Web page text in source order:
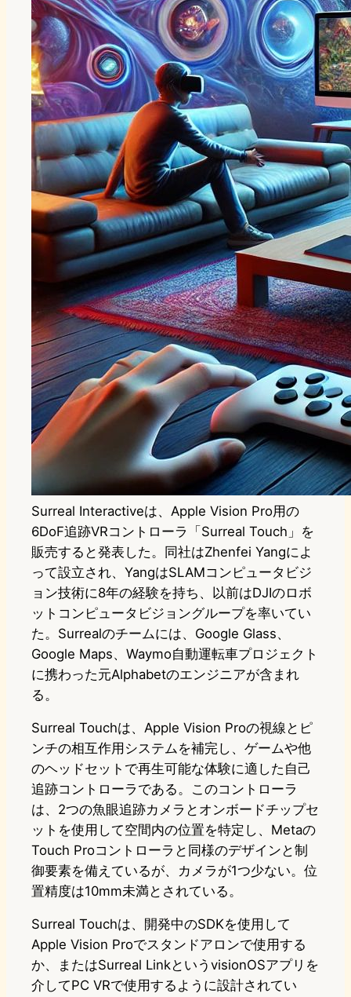
Surreal Interactiveは、Apple Vision Pro用の
6DoF追跡VRコントローラ「Surreal Touch」を
販売すると発表した。同社はZhenfei Yangによ
って設立され、YangはSLAMコンピュータビジ
ョン技術に8年の経験を持ち、以前はDJIのロボ
ットコンピュータビジョングループを率いてい
た。Surrealのチームには、Google Glass、
Google Maps、Waymo自動運転車プロジェクト
に携わった元Alphabetのエンジニアが含まれ
る。
Surreal Touchは、Apple Vision Proの視線とピ
ンチの相互作用システムを補完し、ゲームや他
のヘッドセットで再生可能な体験に適した自己
追跡コントローラである。このコントローラ
は、2つの魚眼追跡カメラとオンボードチップセ
ットを使用して空間内の位置を特定し、Metaの
Touch Proコントローラと同様のデザインと制
御要素を備えているが、カメラが1つ少ない。位
置精度は10mm未満とされている。
Surreal Touchは、開発中のSDKを使用して
Apple Vision Proでスタンドアロンで使用する
か、またはSurreal LinkというvisionOSアプリを
介してPC VRで使用するように設計されてい